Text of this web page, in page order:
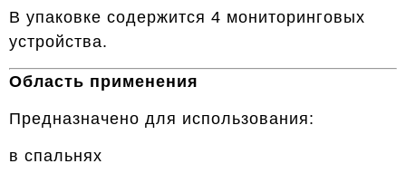
В упаковке содержится 4 мониторинговых
устройства.
Область применения
Предназначено для использования:
в спальнях